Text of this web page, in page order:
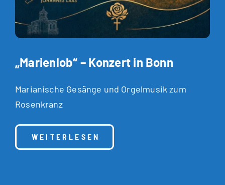
„Marienlob“ – Konzert in Bonn
Marianische Gesänge und Orgelmusik zum
Rosenkranz
WEITERLESEN
: „MARIENLOB“ – KONZERT IN BONN